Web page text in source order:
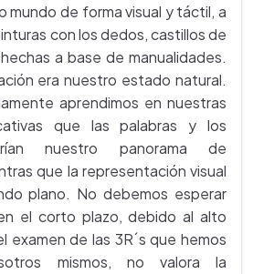
mundo de forma visual y táctil, a
con los dedos, castillos de
a base de manualidades.
era nuestro estado natural.
aprendimos en nuestras
que las palabras y los
nuestro panorama de
que la representación visual
plano. No debemos esperar
el corto plazo, debido al alto
examen de las 3R´s que hemos
mismos, no valora la